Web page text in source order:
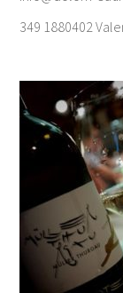
349 1880402